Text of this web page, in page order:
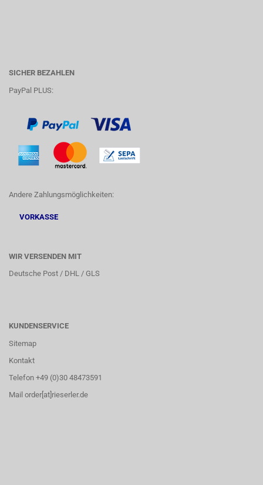
SICHER BEZAHLEN
PayPal PLUS:
Andere Zahlungsmöglichkeiten:
VORKASSE
WIR VERSENDEN MIT
Deutsche Post / DHL / GLS
KUNDENSERVICE
Sitemap
Kontakt
Telefon +49 (0)30 48473591
Mail order[at]rieserler.de